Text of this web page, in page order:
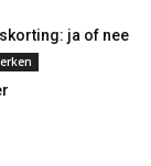
ja of nee